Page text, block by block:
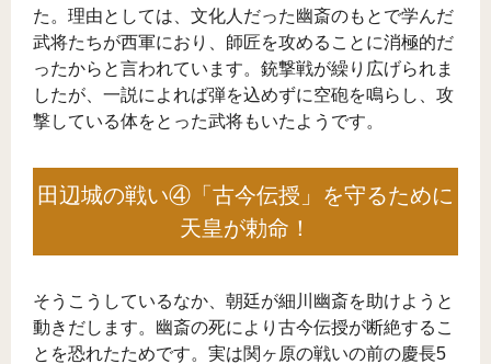
た。理由としては、文化人だった幽斎のもとで学んだ
武将たちが西軍におり、師匠を攻めることに消極的だ
ったからと言われています。銃撃戦が繰り広げられま
したが、一説によれば弾を込めずに空砲を鳴らし、攻
撃している体をとった武将もいたようです。
田辺城の戦い④「古今伝授」を守るために
天皇が勅命！
そうこうしているなか、朝廷が細川幽斎を助けようと
動きだします。幽斎の死により古今伝授が断絶するこ
とを恐れたためです。実は関ヶ原の戦いの前の慶長5